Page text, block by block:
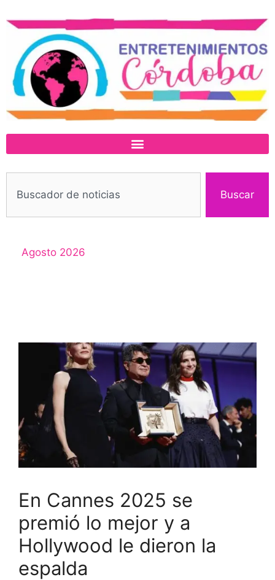
Buscar
Agosto 2026
En Cannes 2025 se
premió lo mejor y a
Hollywood le dieron la
espalda